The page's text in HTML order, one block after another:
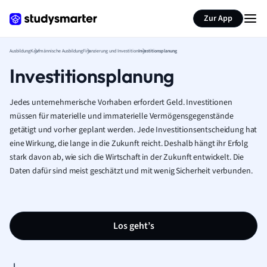
Zur App
AusbildungKaufmännische AusbildungFinanzierung und InvestitionInvestitionsplanung
Investitionsplanung
Jedes unternehmerische Vorhaben erfordert Geld. Investitionen
müssen für materielle und immaterielle Vermögensgegenstände
getätigt und vorher geplant werden. Jede Investitionsentscheidung hat
eine Wirkung, die lange in die Zukunft reicht. Deshalb hängt ihr Erfolg
stark davon ab, wie sich die Wirtschaft in der Zukunft entwickelt. Die
Daten dafür sind meist geschätzt und mit wenig Sicherheit verbunden.
Los geht’s